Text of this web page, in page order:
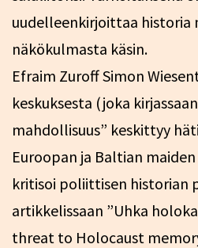
uudelleenkirjoittaa historia
näkökulmasta käsin.
Efraim Zuroff Simon
keskuksesta (joka
mahdollisuus” keskittyy
Euroopan ja Baltian
kritisoi poliittisen historian
artikkelissaan ”Uhka
threat to Holocaust